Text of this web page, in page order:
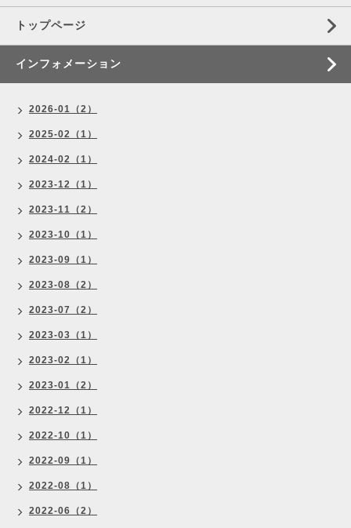
トップページ
インフォメーション
2026-01（2）
2025-02（1）
2024-02（1）
2023-12（1）
2023-11（2）
2023-10（1）
2023-09（1）
2023-08（2）
2023-07（2）
2023-03（1）
2023-02（1）
2023-01（2）
2022-12（1）
2022-10（1）
2022-09（1）
2022-08（1）
2022-06（2）